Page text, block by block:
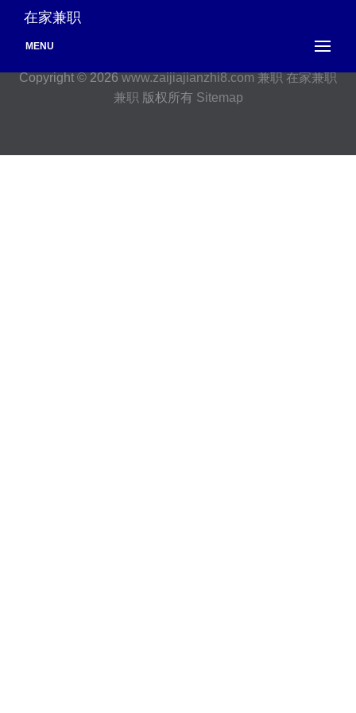
在家兼职
MENU
Copyright © 2026 www.zaijiajianzhi8.com 兼职 在家兼职
兼职 版权所有 Sitemap